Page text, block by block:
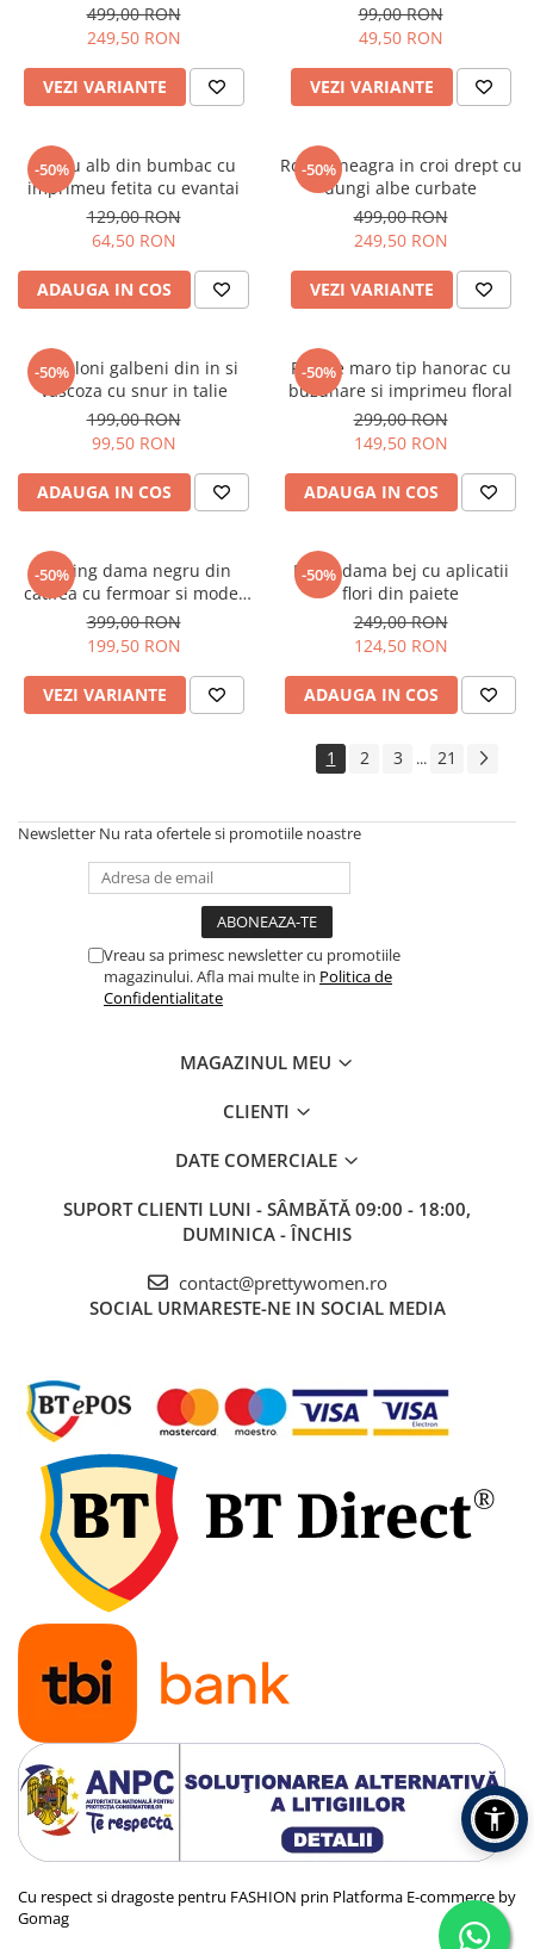
499,00 RON
249,50 RON
VEZI VARIANTE
99,00 RON
49,50 RON
VEZI VARIANTE
-50%
Tricou alb din bumbac cu
imprimeu fetita cu evantai
129,00 RON
64,50 RON
ADAUGA IN COS
-50%
Rochie neagra in croi drept cu
dungi albe curbate
499,00 RON
249,50 RON
VEZI VARIANTE
-50%
Pantaloni galbeni din in si
vascoza cu snur in talie
199,00 RON
99,50 RON
ADAUGA IN COS
-50%
Rochie maro tip hanorac cu
buzunare si imprimeu floral
299,00 RON
149,50 RON
ADAUGA IN COS
-50%
Trening dama negru din
catifea cu fermoar si model
pe jacheta
399,00 RON
199,50 RON
VEZI VARIANTE
-50%
Bluza dama bej cu aplicatii
flori din paiete
249,00 RON
124,50 RON
ADAUGA IN COS
1 2 3 ... 21
Newsletter Nu rata ofertele si promotiile noastre
Vreau sa primesc newsletter cu promotiile
magazinului. Afla mai multe in Politica de
Confidentialitate
MAGAZINUL MEU
CLIENTI
DATE COMERCIALE
SUPORT CLIENTI LUNI - SÂMBĂTĂ 09:00 - 18:00,
DUMINICA - ÎNCHIS
contact@prettywomen.ro
SOCIAL URMARESTE-NE IN SOCIAL MEDIA
Cu respect si dragoste pentru FASHION prin Platforma E-commerce by
Gomag